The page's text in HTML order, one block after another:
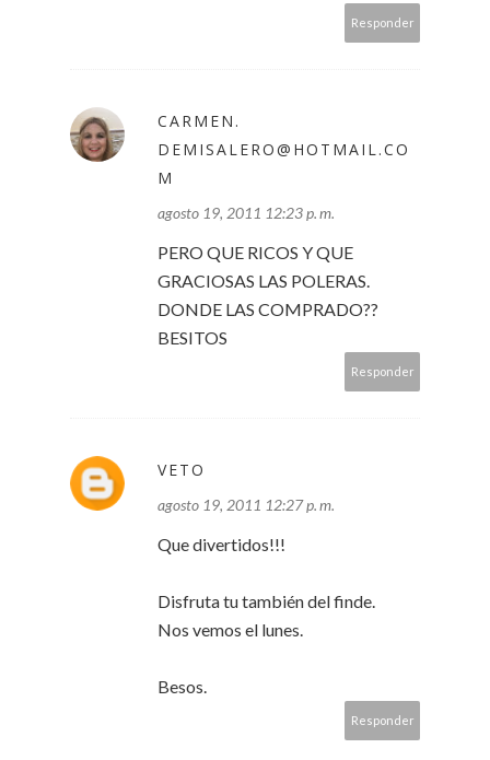
Responder
CARMEN.
DEMISALERO@HOTMAIL.CO
M
agosto 19, 2011 12:23 p. m.
PERO QUE RICOS Y QUE
GRACIOSAS LAS POLERAS.
DONDE LAS COMPRADO??
BESITOS
Responder
VETO
agosto 19, 2011 12:27 p. m.
Que divertidos!!!
Disfruta tu también del finde.
Nos vemos el lunes.
Besos.
Responder